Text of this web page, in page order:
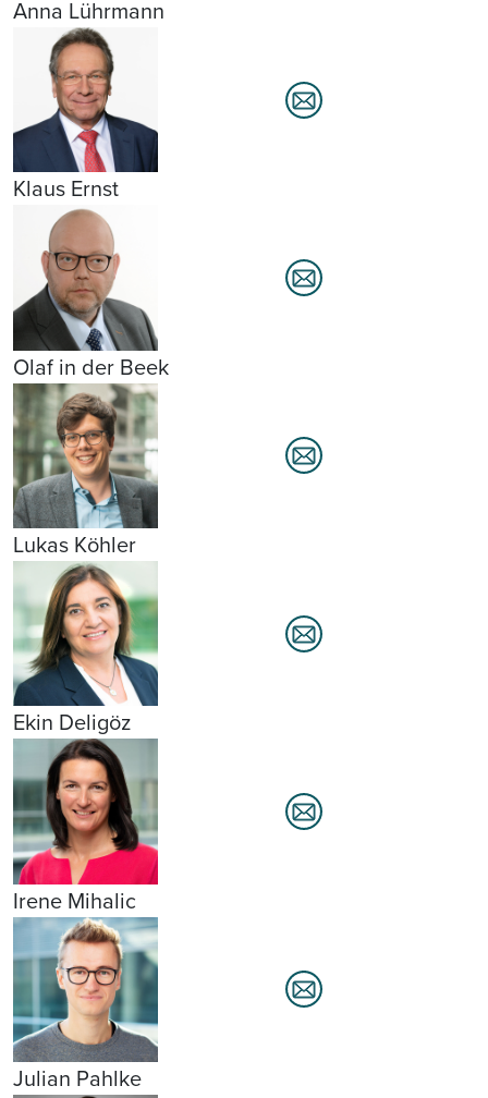
Anna Lührmann
Klaus Ernst
Olaf in der Beek
Lukas Köhler
Ekin Deligöz
Irene Mihalic
Julian Pahlke